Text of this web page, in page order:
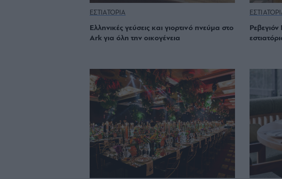
ΕΣΤΙΑΤΟΡΙΑ
Ελληνικές γεύσεις και γιορτινό πνεύμα στο
Ark για όλη την οικογένεια